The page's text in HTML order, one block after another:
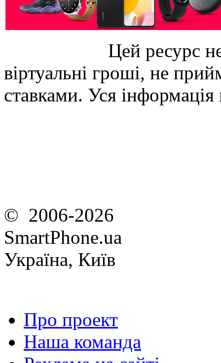
Цей ресурс
віртуальні гроші, не
ставками. Уся
© 2006-2026
SmartPhone.ua
Україна, Київ
Про проект
Наша команда